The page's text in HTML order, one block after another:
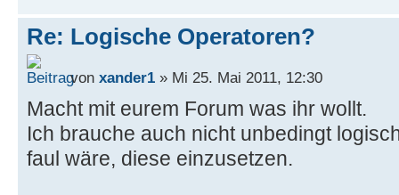
Re: Logische Operatoren?
von xander1 » Mi 25. Mai 2011, 12:30
Macht mit eurem Forum was ihr wollt.
Ich brauche auch nicht unbedingt
faul wäre, diese einzusetzen.